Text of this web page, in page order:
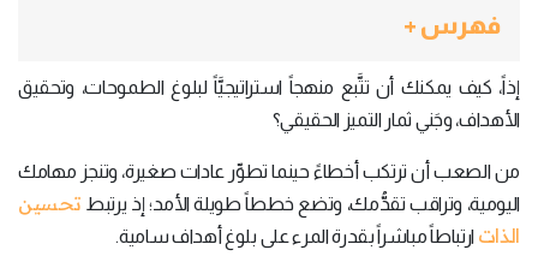
فهرس +
إذاً، كيف يمكنك أن تتَّبع منهجاً استراتيجيَّاً لبلوغ الطموحات، وتحقيق
الأهداف، وجَني ثمار التميز الحقيقي؟
من الصعب أن ترتكب أخطاءً حينما تطوِّر عادات صغيرة، وتنجز مهامك
اليومية، وتراقب تقدُّمك، وتضع خططاً طويلة الأمد؛ إذ يرتبط تحسين
الذات ارتباطاً مباشراً بقدرة المرء على بلوغ أهداف سامية.